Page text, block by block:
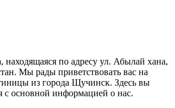
находящаяся по адресу ул. Абылай хана,
Мы рады приветствовать вас на
из города Щучинск. Здесь вы
с основной информацией о нас.